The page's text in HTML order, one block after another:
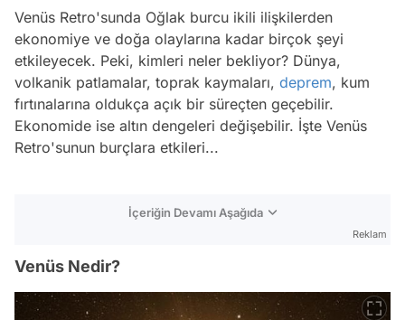
Venüs Retro'sunda Oğlak burcu ikili ilişkilerden
ekonomiye ve doğa olaylarına kadar birçok şeyi
etkileyecek. Peki, kimleri neler bekliyor? Dünya,
volkanik patlamalar, toprak kaymaları, deprem, kum
fırtınalarına oldukça açık bir süreçten geçebilir.
Ekonomide ise altın dengeleri değişebilir. İşte Venüs
Retro'sunun burçlara etkileri...
İçeriğin Devamı Aşağıda
Reklam
Venüs Nedir?